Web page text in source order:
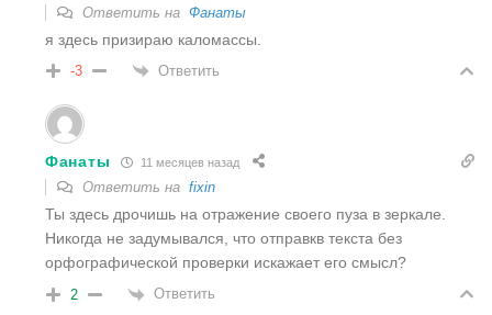
Ответить на Фанаты
я здесь призираю каломассы.
-3 Ответить
Фанаты 11 месяцев назад
Ответить на fixin
Ты здесь дрочишь на отражение своего пуза в зеркале.
Никогда не задумывался, что отправкв текста без
орфографической проверки искажает его смысл?
2 Ответить